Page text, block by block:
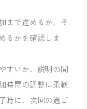
まで進めるか、そ
るかを確認しま
すいか、説明の間
時間の調整に柔軟
時に、次回の過ご